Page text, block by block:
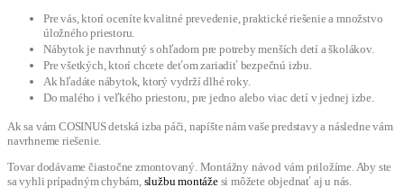
Pre vás, ktorí oceníte kvalitné prevedenie, praktické riešenie a množstvo
úložného priestoru.
Nábytok je navrhnutý s ohľadom pre potreby menších detí a školákov.
Pre všetkých, ktorí chcete deťom zariadiť bezpečnú izbu.
Ak hľadáte nábytok, ktorý vydrží dlhé roky.
Do malého i veľkého priestoru, pre jedno alebo viac detí v jednej izbe.
Ak sa vám COSINUS detská izba páči, napíšte nám vaše predstavy a následne vám
navrhneme riešenie.
Tovar dodávame čiastočne zmontovaný. Montážny návod vám priložíme. Aby ste
sa vyhli prípadným chybám, službu montážesi môžete objednať aj u nás.